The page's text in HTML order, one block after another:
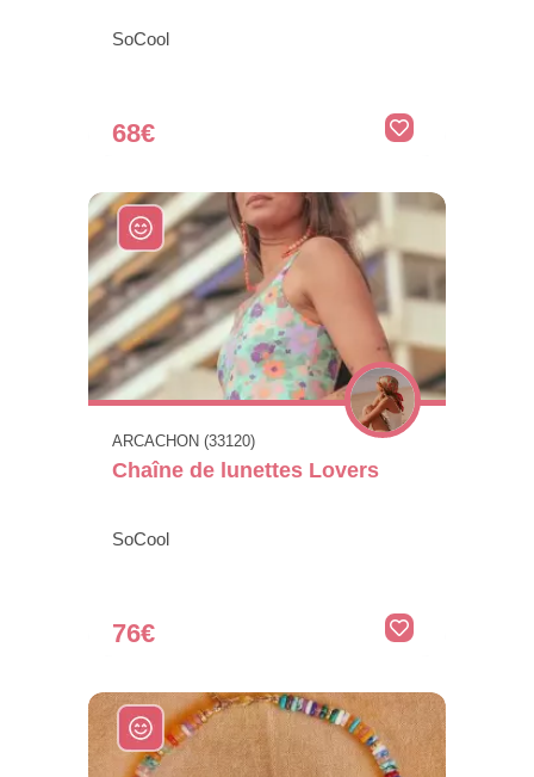
SoCool
68€
ARCACHON (33120)
Chaîne de lunettes Lovers
SoCool
76€